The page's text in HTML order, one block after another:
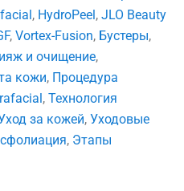
, HydroPeel , JLO Beauty
, Vortex-Fusion, Бустеры,
и очищение,
кожи, Процедура
, Технология
за кожей, Уходовые
, Этапы